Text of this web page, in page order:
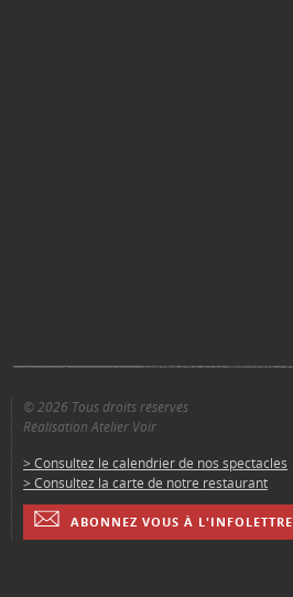
© 2026 Tous droits réservés
Réalisation Atelier Voir
> Consultez le calendrier de nos spectacles
> Consultez la carte de notre restaurant
ABONNEZ VOUS À L'INFOLETTRE